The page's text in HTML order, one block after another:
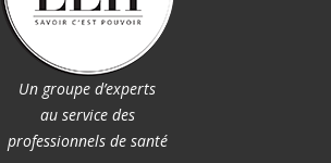
Un groupe d’experts
au service des
professionnels de santé